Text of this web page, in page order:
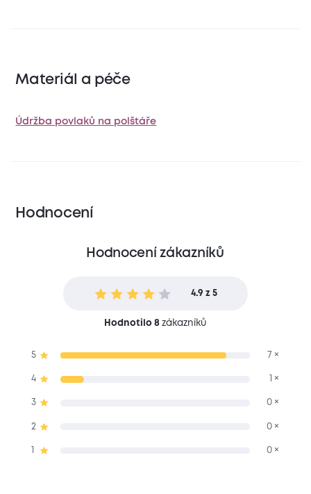
Materiál a péče
Údržba povlaků na polštáře
Hodnocení
Hodnocení zákazníků
4.9 z 5
Hodnotilo 8 zákazníků
5 7 ×
4 1 ×
3 0 ×
2 0 ×
0 ×